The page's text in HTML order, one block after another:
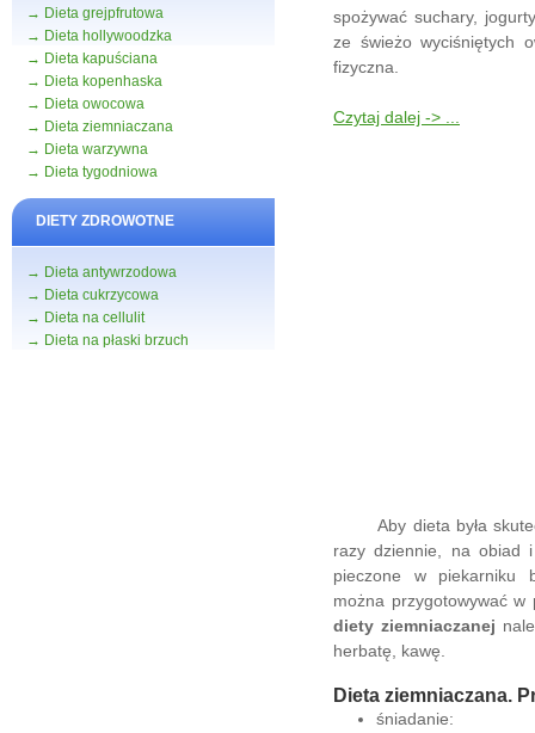
→ Dieta grejpfrutowa
→ Dieta hollywoodzka
→ Dieta kapuściana
→ Dieta kopenhaska
→ Dieta owocowa
→ Dieta ziemniaczana
→ Dieta warzywna
→ Dieta tygodniowa
DIETY ZDROWOTNE
→ Dieta antywrzodowa
→ Dieta cukrzycowa
→ Dieta na cellulit
→ Dieta na płaski brzuch
spożywać suchary,
ze świeżo wyciśniętych
fizyczna.
Czytaj dalej -> ...
Aby dieta była
razy dziennie, na obiad
pieczone w piekarniku
można przygotowywać w
diety ziemniaczanej
herbatę, kawę.
Dieta ziemniaczana.
śniadanie: